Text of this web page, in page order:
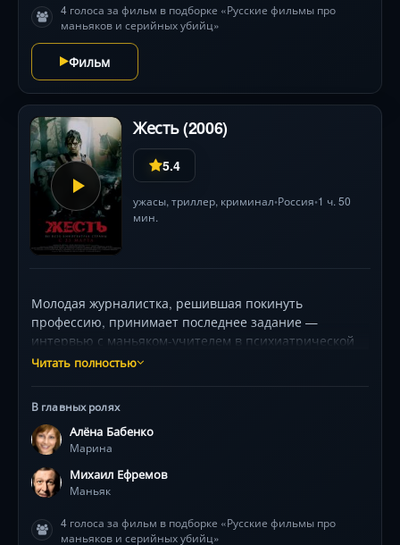
4 голоса за фильм в подборке «Русские фильмы про
маньяков и серийных убийц»
Фильм
Жесть (2006)
5.4
ужасы, триллер, криминал•Россия•1 ч. 50
мин.
Молодая журналистка, решившая покинуть
профессию, принимает последнее задание —
интервью с маньяком-учителем в психиатрической
клинике. Но его побег втягивает её в кошмар:
Динамичный микс триллера, хоррора и психодрамы
с Алёной Бабенко и Михаилом Ефремовым в главных
ролях.
Читать полностью
В главных ролях
Алёна Бабенко
Марина
Михаил Ефремов
Маньяк
4 голоса за фильм в подборке «Русские фильмы про
маньяков и серийных убийц»